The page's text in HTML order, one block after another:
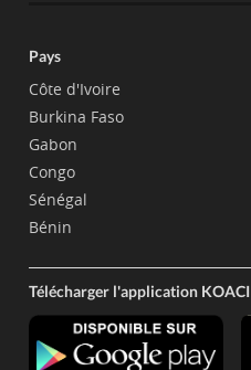
Pays
Côte d'Ivoire
Burkina Faso
Gabon
Congo
Sénégal
Bénin
Télécharger l'application KOACI